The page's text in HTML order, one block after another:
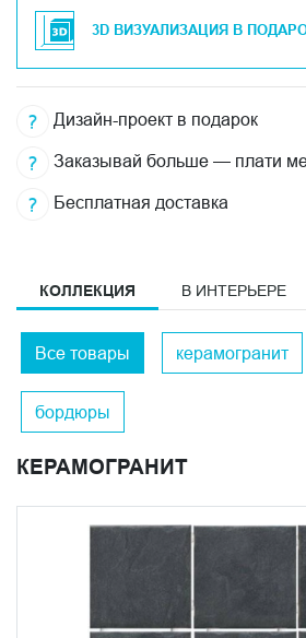
3D ВИЗУАЛИЗАЦИЯ В
Дизайн-проект в подарок
Заказывай больше — плати
Бесплатная доставка
КОЛЛЕКЦИЯ В ИНТЕРЬЕРЕ
Все товары керамогранит
бордюры
КЕРАМОГРАНИТ